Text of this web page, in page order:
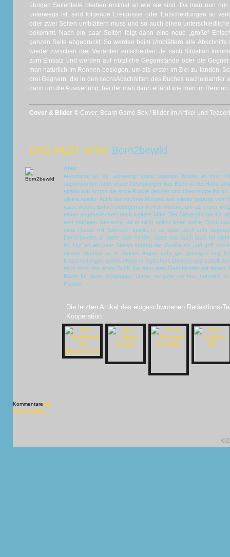
übrigen Seitenteile bleiben erstmal so wie sie sind. Da man nun
unterwegs ist, sind folgende Ereignisse oder Entscheidungen so
oder zwei Seiten umblättern muss und so auch einen
bekommt. Nach ein paar Seiten folgt dann eine neue „große“
ganzen Seite abgedruckt. So werden beim Umblättern alle
wieder zwischen drei Varianten entscheiden. Je nach Situation
zum Einsatz und werden auf nützliche Gegenstände oder die
man natürlich im Rennen besiegen, um als erster im Ziel zu landen.
drei Gegnern, die in den sechsAbschnitten des Buches nacheinander
dann um die Auswertung, bei der man dann erfährt wie man im Rennen
Cover & Bilder © Cover: Board Game Box / Bilder im Artikel und
DAS FAZIT VON: Born2bewild
Alex:
Manchmal ist es schwierig seine eigenen Kinder in ihrer
angekommen hatte unser Neunjähriger das Buch in der Hand
später war schon die erste Runde gespielt und überzeugte ihn
alleine spielte. Auch der nächste Morgen war wieder geprägt vom
raus, welche Entscheidungen er treffen musste, um als erster im
etwas angeberischer) noch weitere Male. Der Siebenjährige, für
erst mäßiges Interesse, da er nicht selbst lesen wollte. Doch
einer Runde mit Vorlesen, spielte er es dann auch sehr
Damit bewies er mehr oder minder, dass das Buch auch für
ist. Nur an ein paar Stellen sprang der Große ein und griff ihm
dieses Buches ist in meinen Augen sehr gut gelungen und
Entscheidungen schon etwas in logischem Denken und schult
mich nicht das erste Buch, bei dem man Geschichten mit einem
Beste für diese Zielgruppe. Daher vergebe ich hier, natürlich
Punkte.
Die letzten Artikel des eingeschworenen Redaktions-
Kooperation:
Kommentare[X]
[X] schließen